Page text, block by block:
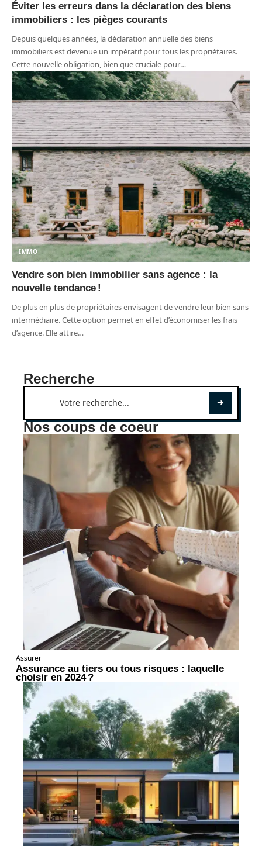
Éviter les erreurs dans la déclaration des biens
immobiliers : les pièges courants
Depuis quelques années, la déclaration annuelle des biens
immobiliers est devenue un impératif pour tous les propriétaires.
Cette nouvelle obligation, bien que cruciale pour…
IMMO
Vendre son bien immobilier sans agence : la
nouvelle tendance !
De plus en plus de propriétaires envisagent de vendre leur bien sans
intermédiaire. Cette option permet en effet d’économiser les frais
d’agence. Elle attire…
Recherche
Nos coups de coeur
Assurer
Assurance au tiers ou tous risques : laquelle
choisir en 2024 ?